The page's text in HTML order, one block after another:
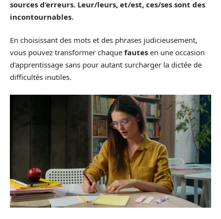
sources d’erreurs. Leur/leurs, et/est, ces/ses sont des
incontournables.
En choisissant des mots et des phrases judicieusement,
vous pouvez transformer chaque fautes en une occasion
d’apprentissage sans pour autant surcharger la dictée de
difficultés inutiles.